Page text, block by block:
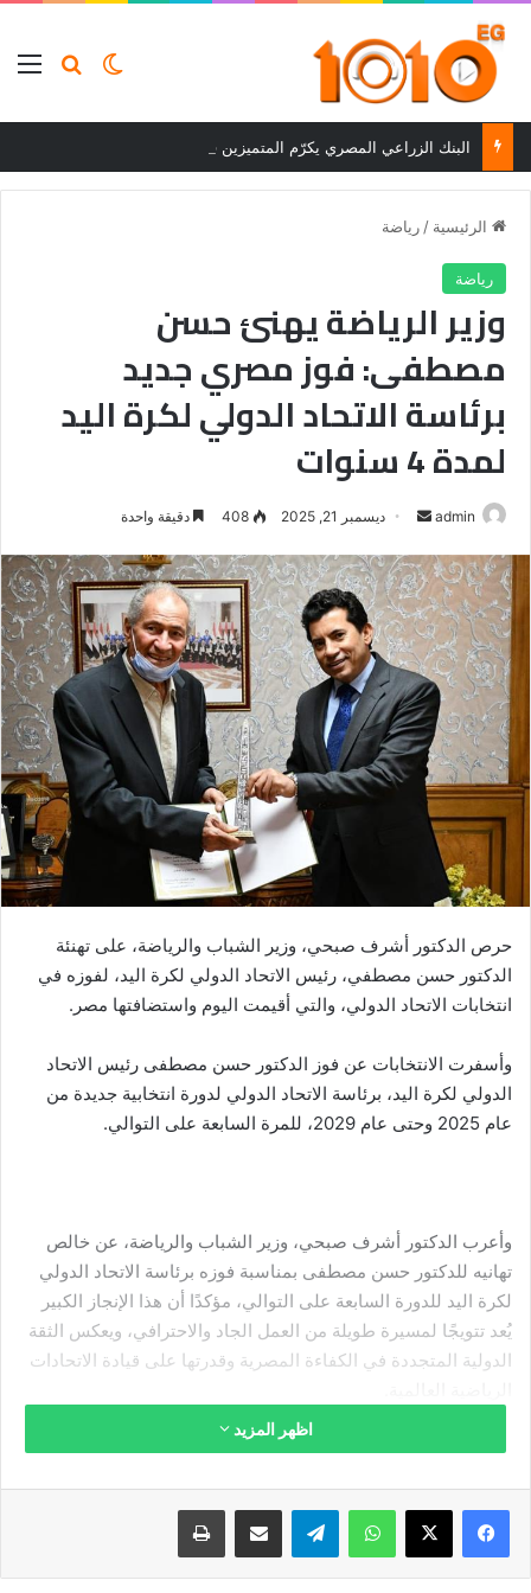
بحثالوضع
الرئيسية / رياضة
رياضة
وزير الرياضة يهنئ حسن
مصطفى: فوز مصري جديد
برئاسة الاتحاد الدولي لكرة اليد
لمدة 4 سنوات
admin
أرسل
إلكترونيا
ديسمبر 21, 2025 408 دقيقة واحدة
حرص الدكتور أشرف صبحي، وزير الشباب والرياضة، على تهنئة
الدكتور حسن مصطفي، رئيس الاتحاد الدولي لكرة اليد، لفوزه في
انتخابات الاتحاد الدولي، والتي أقيمت اليوم واستضافتها مصر.
وأسفرت الانتخابات عن فوز الدكتور حسن مصطفى رئيس الاتحاد
الدولي لكرة اليد، برئاسة الاتحاد الدولي لدورة انتخابية جديدة من
عام 2025 وحتى عام 2029، للمرة السابعة على التوالي.
وأعرب الدكتور أشرف صبحي، وزير الشباب والرياضة، عن خالص
تهانيه للدكتور حسن مصطفى بمناسبة فوزه برئاسة الاتحاد الدولي
لكرة اليد للدورة السابعة على التوالي، مؤكدًا أن هذا الإنجاز الكبير
يُعد تتويجًا لمسيرة طويلة من العمل الجاد والاحترافي، ويعكس الثقة
الدولية المتجددة في الكفاءة المصرية وقدرتها على قيادة الاتحادات
وأشار وزير الشباب والرياضة إلى أن استمرار رئاسة الدكتور حسن
الرياضة الدولية، ويمثل نموذجًا مشرفًا للقيادات الرياضية المصرية
القادرة على التأثير وصناعة القرار داخل المنظمات الدولية الكبرى.
اظهر المزيد
فيسبوك ‫X واتساب تيلقرام مشاركة عبر البريد طباعة